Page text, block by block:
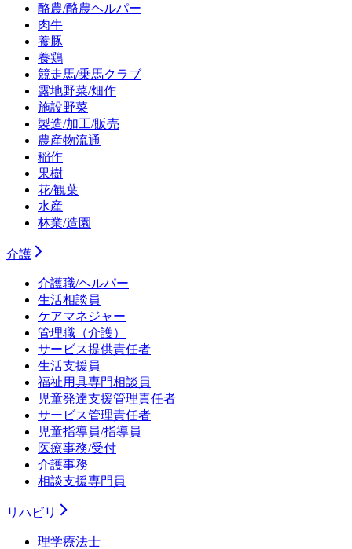
酪農/酪農ヘルパー
肉牛
養豚
養鶏
競走馬/乗馬クラブ
露地野菜/畑作
施設野菜
製造/加工/販売
農産物流通
稲作
果樹
花/観葉
水産
林業/造園
介護
介護職/ヘルパー
生活相談員
ケアマネジャー
管理職（介護）
サービス提供責任者
生活支援員
福祉用具専門相談員
児童発達支援管理責任者
サービス管理責任者
児童指導員/指導員
医療事務/受付
介護事務
相談支援専門員
リハビリ
理学療法士